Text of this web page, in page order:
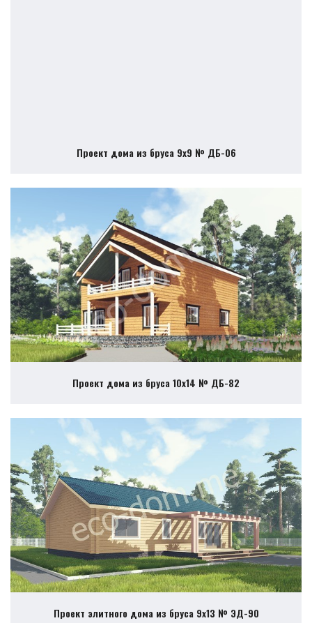
Проект дома из бруса 9х9 № ДБ-06
Проект дома из бруса 10х14 № ДБ-82
Проект элитного дома из бруса 9х13 № ЭД-90